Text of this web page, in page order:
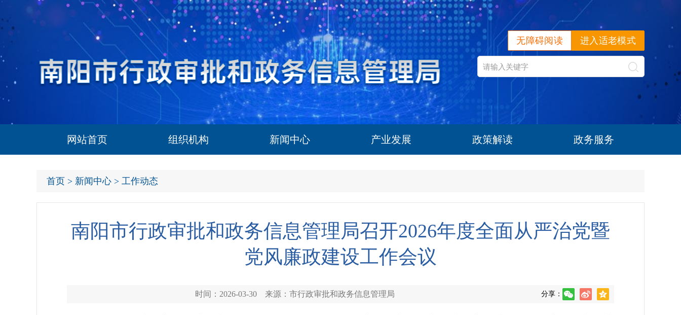
进入适老模式
无障碍阅读
网站首页 组织机构 新闻中心 产业发展 政策解读 政务服务
首页 > 新闻中心 > 工作动态
南阳市行政审批和政务信息管理局召开2026年度全面从严治党暨
党风廉政建设工作会议
时间：2026-03-30 来源：市行政审批和政务信息管理局 分享：